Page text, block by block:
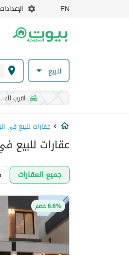
EN الإعدادات
للبيع
اقرب لك
عقارات للبيع في
عقارات للبيع
جميع العقارات
6.6% خصم